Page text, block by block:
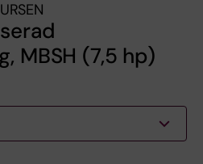
MBSH (7,5 hp)